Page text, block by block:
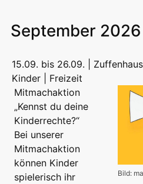
September 2026
15.09. bis 26.09. |
Kinder | Freizeit
Bild:
Mitmachaktion
„Kennst du deine
Kinderrechte?“
Bei unserer
Mitmachaktion
können Kinder
spielerisch ihr